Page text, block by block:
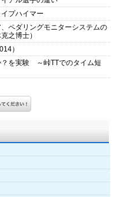
プハイマー
ペダリングモニターシステムの
之博士）
）
？を実験 ～峠TTでのタイム短